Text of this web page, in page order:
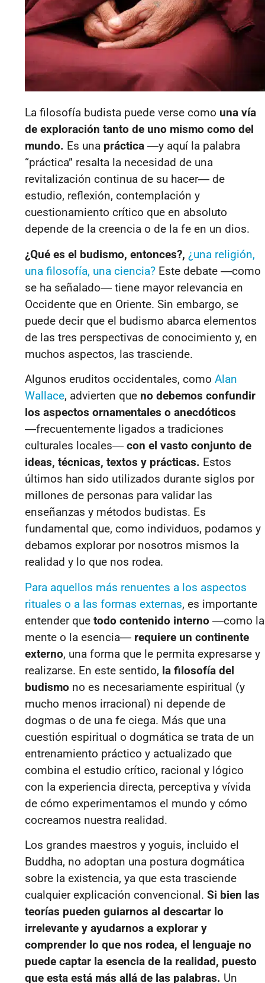
La filosofía budista puede verse como una vía
de exploración tanto de uno mismo como del
mundo. Es una práctica ―y aquí la palabra
“práctica” resalta la necesidad de una
revitalización continua de su hacer― de
estudio, reflexión, contemplación y
cuestionamiento crítico que en absoluto
depende de la creencia o de la fe en un dios.
¿Qué es el budismo, entonces?, ¿una religión,
una filosofía, una ciencia? Este debate ―como
se ha señalado― tiene mayor relevancia en
Occidente que en Oriente. Sin embargo, se
puede decir que el budismo abarca elementos
de las tres perspectivas de conocimiento y, en
muchos aspectos, las trasciende.
Algunos eruditos occidentales, como Alan
Wallace, advierten que no debemos confundir
los aspectos ornamentales o anecdóticos
―frecuentemente ligados a tradiciones
culturales locales― con el vasto conjunto de
ideas, técnicas, textos y prácticas. Estos
últimos han sido utilizados durante siglos por
millones de personas para validar las
enseñanzas y métodos budistas. Es
fundamental que, como individuos, podamos y
debamos explorar por nosotros mismos la
realidad y lo que nos rodea.
Para aquellos más renuentes a los aspectos
rituales o a las formas externas, es importante
entender que todo contenido interno ―como la
mente o la esencia― requiere un continente
externo, una forma que le permita expresarse y
realizarse. En este sentido, la filosofía del
budismo no es necesariamente espiritual (y
mucho menos irracional) ni depende de
dogmas o de una fe ciega. Más que una
cuestión espiritual o dogmática se trata de un
entrenamiento práctico y actualizado que
combina el estudio crítico, racional y lógico
con la experiencia directa, perceptiva y vívida
de cómo experimentamos el mundo y cómo
cocreamos nuestra realidad.
Los grandes maestros y yoguis, incluido el
Buddha, no adoptan una postura dogmática
sobre la existencia, ya que esta trasciende
cualquier explicación convencional. Si bien las
teorías pueden guiarnos al descartar lo
irrelevante y ayudarnos a explorar y
comprender lo que nos rodea, el lenguaje no
puede captar la esencia de la realidad, puesto
que esta está más allá de las palabras. Un